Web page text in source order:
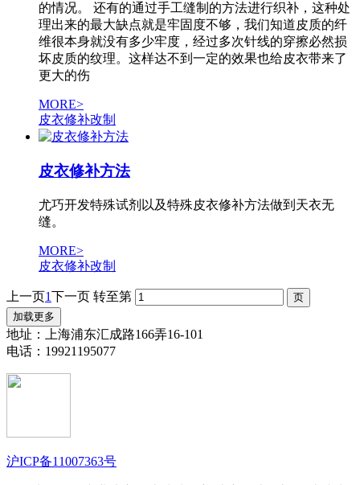
的情况。 还有的通过手工缝制的方法进行织补，这种处
理出来的最大缺点就是牢固度不够，我们知道皮质的纤
维很本身就没有多少牢度，经过多次针线的穿擦必然损
坏皮质的纹理。这样达不到一定的效果也给皮衣带来了
更大的伤
MORE>
皮衣修补改制
皮衣修补方法
尤巧开发特殊试剂以及特殊皮衣修补方法做到天衣无
缝。
MORE>
皮衣修补改制
上一页1下一页 转至第
加载更多
地址：上海浦东汇成路166弄16-101
电话：19921195077
沪ICP备11007363号